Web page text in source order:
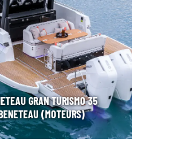
GRAN TURISMO 35
(MOTEURS)